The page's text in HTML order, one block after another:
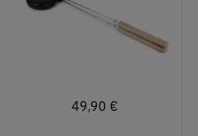
49,90 €